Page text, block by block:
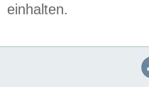
einhalten.